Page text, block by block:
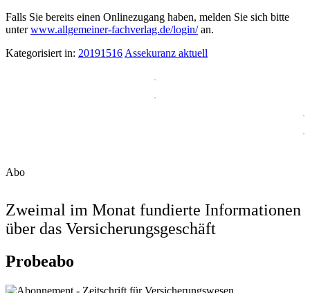
Falls Sie bereits einen Onlinezugang haben, melden Sie sich bitte
unterwww.allgemeiner-fachverlag.de/login/an.
Kategorisiert in: 20191516 Assekuranz aktuell
Abo
Zweimal im Monat fundierte Informationen
über das Versicherungsgeschäft
Probeabo